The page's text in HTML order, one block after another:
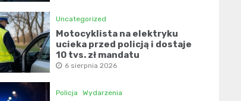
Uncategorized
Motocyklista na elektryku
ucieka przed policją i dostaje
10 tys. zł mandatu
6 sierpnia 2026
Policja Wydarzenia